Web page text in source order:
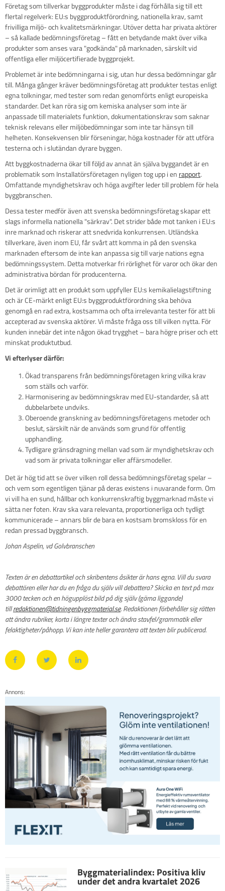
Företag som tillverkar byggprodukter måste i dag förhålla sig till ett
flertal regelverk: EU:s byggproduktförordning, nationella krav, samt
frivilliga miljö- och kvalitetsmärkningar. Utöver detta har privata aktörer
– så kallade bedömningsföretag – fått en betydande makt över vilka
produkter som anses vara "godkända" på marknaden, särskilt vid
offentliga eller miljöcertifierade byggprojekt.
Problemet är inte bedömningarna i sig, utan hur dessa bedömningar går
till. Många gånger kräver bedömningsföretag att produkter testas enligt
egna tolkningar, med tester som redan genomförts enligt europeiska
standarder. Det kan röra sig om kemiska analyser som inte är
anpassade till materialets funktion, dokumentationskrav som saknar
teknisk relevans eller miljöbedömningar som inte tar hänsyn till
helheten. Konsekvensen blir förseningar, höga kostnader för att utföra
testerna och i slutändan dyrare byggen.
Att byggkostnaderna ökar till följd av annat än själva byggandet är en
problematik som Installatörsföretagen nyligen tog upp i en rapport.
Omfattande myndighetskrav och höga avgifter leder till problem för hela
byggbranschen.
Dessa tester medför även att svenska bedömningsföretag skapar ett
slags informella nationella "särkrav". Det strider både mot tanken i EU:s
inre marknad och riskerar att snedvrida konkurrensen. Utländska
tillverkare, även inom EU, får svårt att komma in på den svenska
marknaden eftersom de inte kan anpassa sig till varje nations egna
bedömningssystem. Detta motverkar fri rörlighet för varor och ökar den
administrativa bördan för producenterna.
Det är orimligt att en produkt som uppfyller EU:s kemikalielagstiftning
och är CE-märkt enligt EU:s byggproduktförordning ska behöva
genomgå en rad extra, kostsamma och ofta irrelevanta tester för att bli
accepterad av svenska aktörer. Vi måste fråga oss till vilken nytta. För
kunden innebär det inte någon ökad trygghet – bara högre priser och ett
minskat produktutbud.
Vi efterlyser därför:
Ökad transparens från bedömningsföretagen kring vilka krav
som ställs och varför.
Harmonisering av bedömningskrav med EU-standarder, så att
dubbelarbete undviks.
Oberoende granskning av bedömningsföretagens metoder och
beslut, särskilt när de används som grund för offentlig
upphandling.
Tydligare gränsdragning mellan vad som är myndighetskrav och
vad som är privata tolkningar eller affärsmodeller.
Det är hög tid att se över vilken roll dessa bedömningsföretag spelar –
och vem som egentligen tjänar på deras existens i nuvarande form. Om
vi vill ha en sund, hållbar och konkurrenskraftig byggmarknad måste vi
sätta ner foten. Krav ska vara relevanta, proportionerliga och tydligt
kommunicerade – annars blir de bara en kostsam bromskloss för en
redan pressad byggbransch.
Johan Aspelin, vd Golvbranschen
Texten är en debattartikel och skribentens åsikter är hans egna. Vill du svara
debattören eller har du en fråga du själv vill debattera? Skicka en text på max
3000 tecken och en högupplöst bild på dig själv (gärna liggande)
tillredaktionen@tidningenbyggmaterial.se. Redaktionen förbehåller sig rätten
att ändra rubriker, korta i längre texter och ändra stavfel/grammatik eller
felaktigheter/påhopp. Vi kan inte heller garantera att texten blir publicerad.
Annons:
Byggmaterialindex: Positiva kliv
under det andra kvartalet 2026